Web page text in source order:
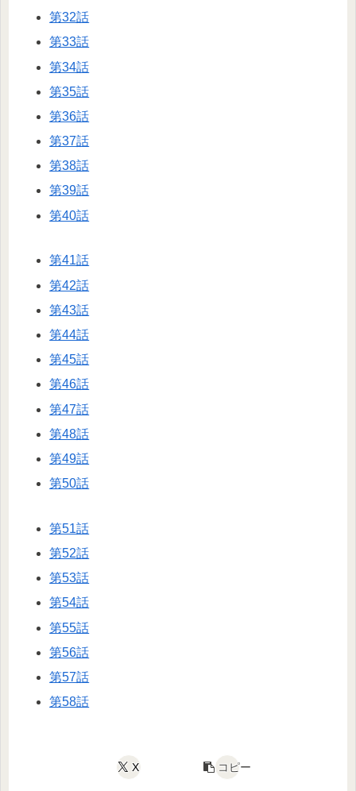
第32話
第33話
第34話
第35話
第36話
第37話
第38話
第39話
第40話
第41話
第42話
第43話
第44話
第45話
第46話
第47話
第48話
第49話
第50話
第51話
第52話
第53話
第54話
第55話
第56話
第57話
第58話
X コピー